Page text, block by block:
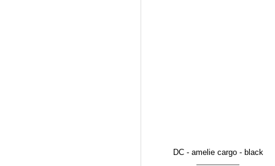
DC - amelie cargo - black